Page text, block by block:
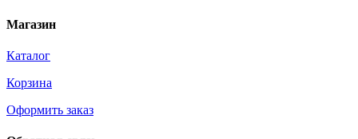
Магазин
Каталог
Корзина
Оформить заказ